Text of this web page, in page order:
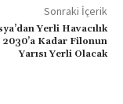
Sonraki İçerik
Yerli Havacılık
Kadar Filonun
Yarısı Yerli Olacak